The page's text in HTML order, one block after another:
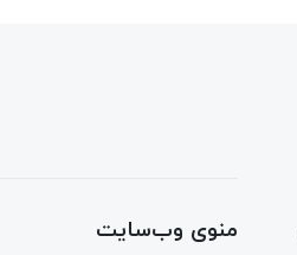
منوی وب‌سایت